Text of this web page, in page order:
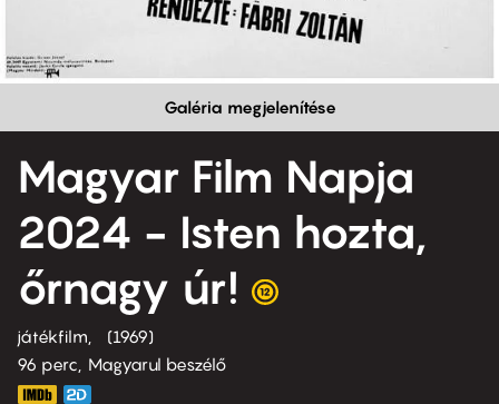
Galéria megjelenítése
Magyar Film Napja
2024 - Isten hozta,
őrnagy úr!
játékfilm
1969
96 perc,
Magyarul beszélő